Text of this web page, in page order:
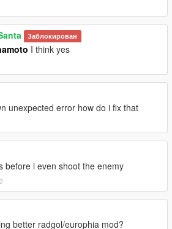
Заблокирован
I think yes
unexpected error how do i fix that
before i even shoot the enemy
better radgol/europhia mod?